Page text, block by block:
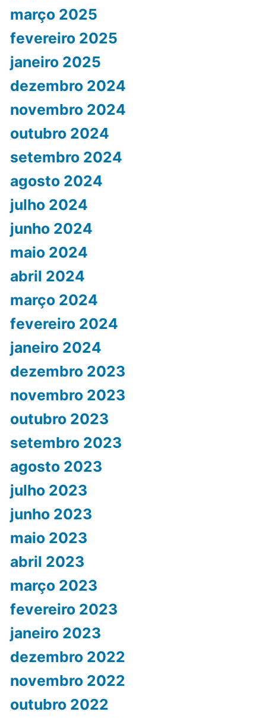
março 2025
fevereiro 2025
janeiro 2025
dezembro 2024
novembro 2024
outubro 2024
setembro 2024
agosto 2024
julho 2024
junho 2024
maio 2024
abril 2024
março 2024
fevereiro 2024
janeiro 2024
dezembro 2023
novembro 2023
outubro 2023
setembro 2023
agosto 2023
julho 2023
junho 2023
maio 2023
abril 2023
março 2023
fevereiro 2023
janeiro 2023
dezembro 2022
novembro 2022
outubro 2022